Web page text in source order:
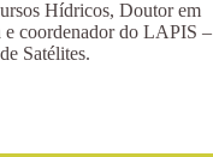
Hídricos, Doutor em
coordenador do LAPIS –
Satélites.